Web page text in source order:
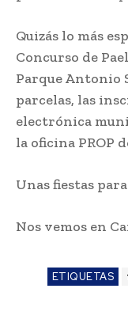
Quizás lo más
Concurso de
Parque Antonio
parcelas, las
electrónica
la oficina PROP
Unas fiestas
Nos vemos en
ETIQUETAS